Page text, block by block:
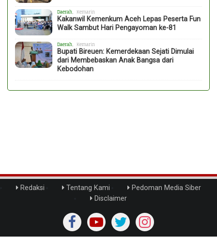
Daerah , Kemarin
Kakanwil Kemenkum Aceh Lepas Peserta Fun
Walk Sambut Hari Pengayoman ke-81
Daerah , Kemarin
Bupati Bireuen: Kemerdekaan Sejati Dimulai
dari Membebaskan Anak Bangsa dari
Kebodohan
Redaksi Tentang Kami
Pedoman Media Siber
Disclaimer